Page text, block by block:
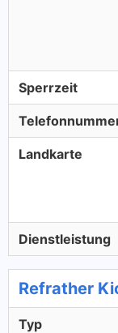
Sperrzeit
Landkarte
Dienstleistung
Refrather
Typ